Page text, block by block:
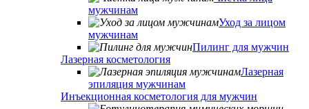
мужчинам
Уход за лицом
мужчинам
Пилинг для мужчин
Лазерная косметология
Лазерная
эпиляция мужчинам
Инъекционная косметология для мужчин